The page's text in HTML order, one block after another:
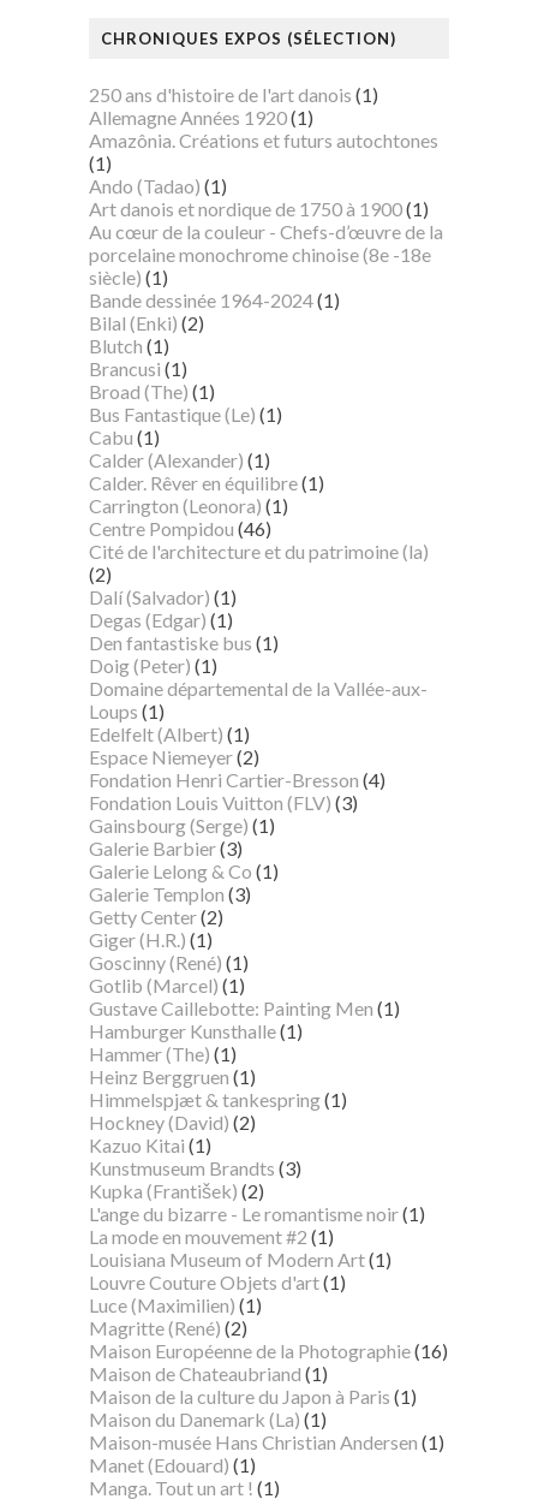
CHRONIQUES EXPOS (SÉLECTION)
250 ans d'histoire de l'art danois (1)
Allemagne Années 1920(1)
Amazônia. Créations et futurs autochtones
(1)
Ando (Tadao) (1)
Art danois et nordique de 1750 à 1900(1)
Au cœur de la couleur - Chefs-d’œuvre de la
porcelaine monochrome chinoise (8e -18e
siècle) (1)
Bande dessinée 1964-2024(1)
Bilal (Enki) (2)
Blutch (1)
Brancusi (1)
Broad (The) (1)
Bus Fantastique (Le) (1)
Cabu (1)
Calder (Alexander) (1)
Calder. Rêver en équilibre(1)
Carrington (Leonora) (1)
Centre Pompidou (46)
Cité de l'architecture et du patrimoine (la)
(2)
Dalí (Salvador) (1)
Degas (Edgar) (1)
Den fantastiske bus (1)
Doig (Peter) (1)
Domaine départemental de la Vallée-aux-
Loups (1)
Edelfelt (Albert) (1)
Espace Niemeyer(2)
Fondation Henri Cartier-Bresson (4)
Fondation Louis Vuitton (FLV) (3)
Gainsbourg (Serge) (1)
Galerie Barbier(3)
Galerie Lelong & Co (1)
Galerie Templon (3)
Getty Center(2)
Giger (H.R.) (1)
Goscinny (René) (1)
Gotlib (Marcel) (1)
Gustave Caillebotte: Painting Men (1)
Hamburger Kunsthalle(1)
Hammer (The) (1)
Heinz Berggruen (1)
Himmelspjæt & tankespring(1)
Hockney (David) (2)
Kazuo Kitai (1)
Kunstmuseum Brandts (3)
Kupka (František) (2)
L'ange du bizarre - Le romantisme noir(1)
La mode en mouvement #2 (1)
Louisiana Museum of Modern Art(1)
Louvre Couture Objets d'art(1)
Luce (Maximilien) (1)
Magritte (René) (2)
Maison Européenne de la Photographie(16)
Maison de Chateaubriand (1)
Maison de la culture du Japon à Paris (1)
Maison du Danemark (La) (1)
Maison-musée Hans Christian Andersen (1)
Manet (Edouard) (1)
Manga. Tout un art ! (1)